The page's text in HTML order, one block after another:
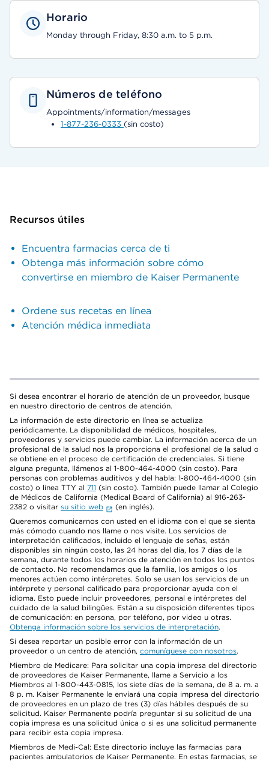
Horario
Monday through Friday, 8:30 a.m. to 5 p.m.
Números de teléfono
Appointments/information/messages
1-877-236-0333 (sin costo)
Recursos útiles
Encuentra farmacias cerca de ti
Obtenga más información sobre cómo
convertirse en miembro de Kaiser Permanente
Ordene sus recetas en línea
Atención médica inmediata
Si desea encontrar el horario de atención de un proveedor, busque
en nuestro directorio de centros de atención.
La información de este directorio en línea se actualiza
periódicamente. La disponibilidad de médicos, hospitales,
proveedores y servicios puede cambiar. La información acerca de un
profesional de la salud nos la proporciona el profesional de la salud o
se obtiene en el proceso de certificación de credenciales. Si tiene
alguna pregunta, llámenos al 1-800-464-4000 (sin costo). Para
personas con problemas auditivos y del habla: 1-800-464-4000 (sin
costo) o línea TTY al 711 (sin costo). También puede llamar al Colegio
de Médicos de California (Medical Board of California) al 916-263-
2382 o visitar su sitio web
(en inglés).
Queremos comunicarnos con usted en el idioma con el que se sienta
más cómodo cuando nos llame o nos visite. Los servicios de
interpretación calificados, incluido el lenguaje de señas, están
disponibles sin ningún costo, las 24 horas del día, los 7 días de la
semana, durante todos los horarios de atención en todos los puntos
de contacto. No recomendamos que la familia, los amigos o los
menores actúen como intérpretes. Solo se usan los servicios de un
intérprete y personal calificado para proporcionar ayuda con el
idioma. Esto puede incluir proveedores, personal e intérpretes del
cuidado de la salud bilingües. Están a su disposición diferentes tipos
de comunicación: en persona, por teléfono, por video u otras.
Obtenga información sobre los servicios de interpretación.
Si desea reportar un posible error con la información de un
proveedor o un centro de atención, comuníquese con nosotros.
Miembro de Medicare: Para solicitar una copia impresa del directorio
de proveedores de Kaiser Permanente, llame a Servicio a los
Miembros al 1-800-443-0815, los siete días de la semana, de 8 a. m. a
8 p. m. Kaiser Permanente le enviará una copia impresa del directorio
de proveedores en un plazo de tres (3) días hábiles después de su
solicitud. Kaiser Permanente podría preguntar si su solicitud de una
copia impresa es una solicitud única o si es una solicitud permanente
para recibir esta copia impresa.
Miembros de Medi-Cal: Este directorio incluye las farmacias para
pacientes ambulatorios de Kaiser Permanente. En estas farmacias, se